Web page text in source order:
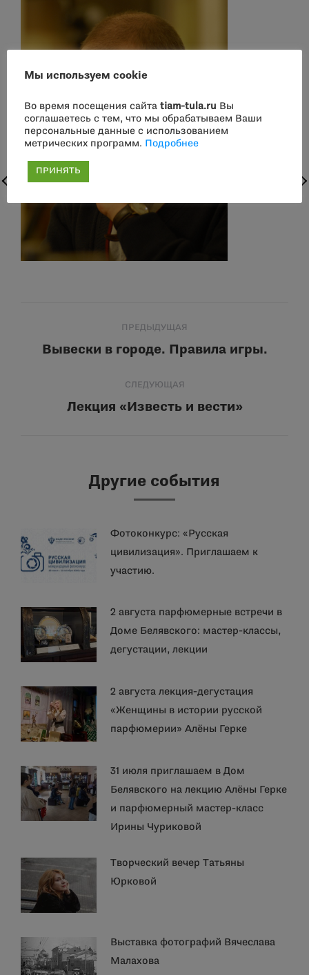
по
ПРЕДЫДУЩАЯ
Предыдущая
Вывески в городе. Правила игры.
СЛЕДУЮЩАЯ
Следующая
Лекция «Известь и вести»
Другие события
Фотоконкурс: «Русская
цивилизация». Приглашаем к
участию.
2 августа парфюмерные встречи в
Доме Белявского: мастер-классы,
дегустации, лекции
2 августа лекция-дегустация
«Женщины в истории русской
парфюмерии» Алёны Герке
31 июля приглашаем в Дом
Белявского на лекцию Алёны Герке
и парфюмерный мастер-класс
Ирины Чуриковой
Творческий вечер Татьяны
Юрковой
Выставка фотографий Вячеслава
Малахова
Мы используем cookie
Во время посещения сайта tiam-tula.ru Вы
соглашаетесь с тем, что мы обрабатываем Ваши
персональные данные с использованием
метрических программ.
Подробнее
ПРИНЯТЬ